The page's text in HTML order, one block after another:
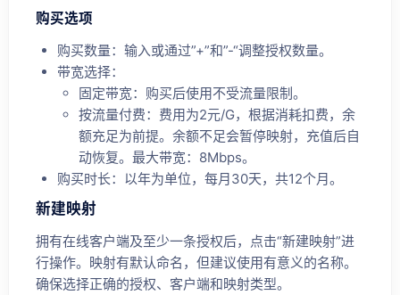
购买选项
购买数量：输入或通过”+”和”-“调整授权数量。
带宽选择：
固定带宽：购买后使用不受流量限制。
按流量付费：费用为2元/G，根据消耗扣费，余
额充足为前提。余额不足会暂停映射，充值后自
动恢复。最大带宽：8Mbps。
购买时长：以年为单位，每月30天，共12个月。
新建映射
拥有在线客户端及至少一条授权后，点击“新建映射”进
行操作。映射有默认命名，但建议使用有意义的名称。
确保选择正确的授权、客户端和映射类型。